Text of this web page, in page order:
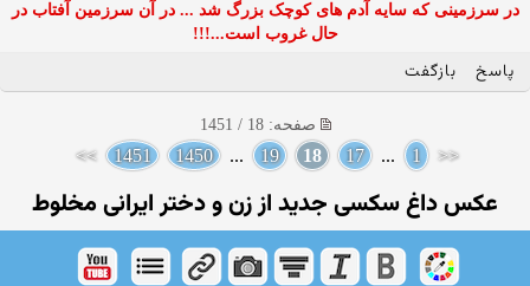
در سرزمینی که سایه آدم های کوچک بزرگ شد ... در آن سرزمین آفتاب در
حال غروب است...!!!
پاسخ بازگفت
صفحه: 18 / 1451
<<
1
...
17
18
19
...
1450
1451
>>
عکس داغ سکسی جدید از زن و دختر ایرانی مخلوط